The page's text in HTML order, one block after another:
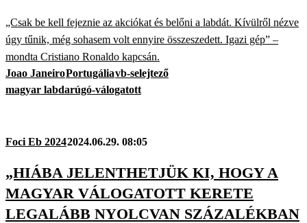
„Csak be kell fejeznie az akciókat és belőni a labdát. Kívülről nézve
úgy tűnik, még sohasem volt ennyire összeszedett. Igazi gép” –
mondta Cristiano Ronaldo kapcsán.
Joao JaneiroPortugáliavb-selejtező
magyar labdarúgó-válogatott
Foci Eb 20242024.06.29. 08:05
„HIÁBA JELENTHETJÜK KI, HOGY A
MAGYAR VÁLOGATOTT KERETE
LEGALÁBB NYOLCVAN SZÁZALÉKBAN